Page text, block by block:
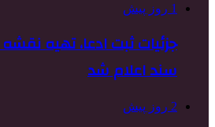
1 روز پیش
سند اعلام شد
2 روز پیش